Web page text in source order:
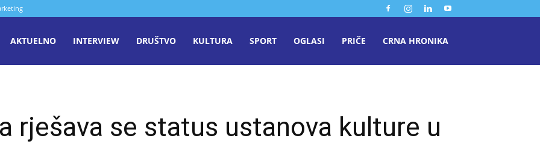
AKTUELNO INTERVIEW DRUŠTVO KULTURA SPORT OGLASI PRIČE CRNA HRONIKA
rješava se status ustanova kulture u